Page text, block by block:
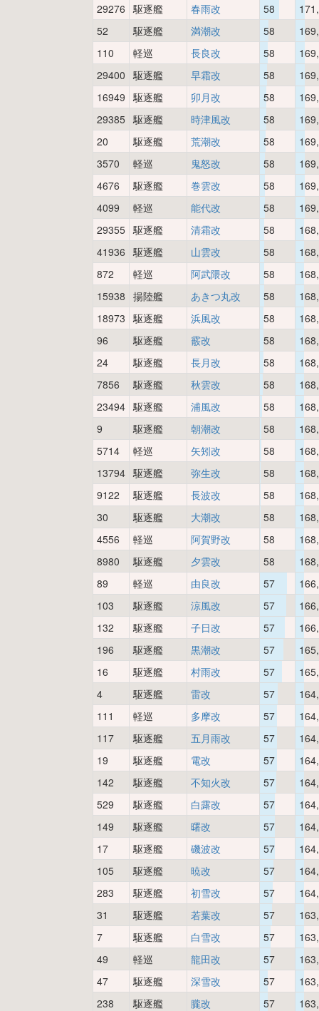
29276 駆逐艦 春雨改 58
52
駆逐艦 満潮改 58
110
軽巡 長良改 58
29400 駆逐艦 早霜改 58
16949 駆逐艦 卯月改 58
29385 駆逐艦 時津風改 58
20
駆逐艦 荒潮改 58
3570
軽巡 鬼怒改 58
4676
駆逐艦 巻雲改 58
4099
軽巡 能代改 58
29355 駆逐艦 清霜改 58
41936 駆逐艦 山雲改 58
872
軽巡 阿武隈改 58
15938 揚陸艦 あきつ丸改 58
18973 駆逐艦 浜風改 58
96
駆逐艦 霰改 58
24
駆逐艦 長月改 58
7856
駆逐艦 秋雲改 58
23494 駆逐艦 浦風改 58
9
駆逐艦 朝潮改 58
5714
軽巡 矢矧改 58
13794 駆逐艦 弥生改 58
9122
駆逐艦 長波改 58
30
駆逐艦 大潮改 58
4556
軽巡 阿賀野改 58
8980
駆逐艦 夕雲改 58
89
軽巡 由良改 57
103
駆逐艦 涼風改 57
132
駆逐艦 子日改 57
196
駆逐艦 黒潮改 57
16
駆逐艦 村雨改 57
4
駆逐艦 雷改 57
111
軽巡 多摩改 57
117
駆逐艦 五月雨改 57
19
駆逐艦 電改 57
142
駆逐艦 不知火改 57
529
駆逐艦 白露改 57
149
駆逐艦 曙改 57
17
駆逐艦 磯波改 57
105
駆逐艦 暁改 57
283
駆逐艦 初雪改 57
31
駆逐艦 若葉改 57
7
駆逐艦 白雪改 57
49
軽巡 龍田改 57
47
駆逐艦 深雪改 57
238
駆逐艦 朧改 57